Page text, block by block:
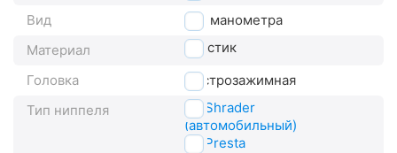
Вид
без манометра
Материал
пластик
Головка
быстрозажимная
Тип ниппеля
AV Shrader
(автомобильный)
FV Presta